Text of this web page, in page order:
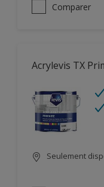
Comparer
Acrylevis TX
Seulement